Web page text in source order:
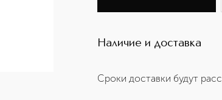
Наличие и доставка
Сроки доставки будут